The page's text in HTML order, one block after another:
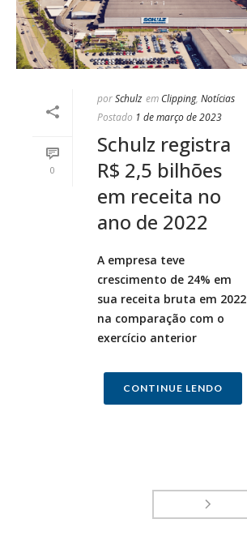
0
porSchulz em Clipping, Notícias
Postado 1 de março de 2023
Schulz registra
R$ 2,5 bilhões
em receita no
ano de 2022
A empresa teve
crescimento de 24% em
sua receita bruta em 2022
na comparação com o
exercício anterior
CONTINUE LENDO